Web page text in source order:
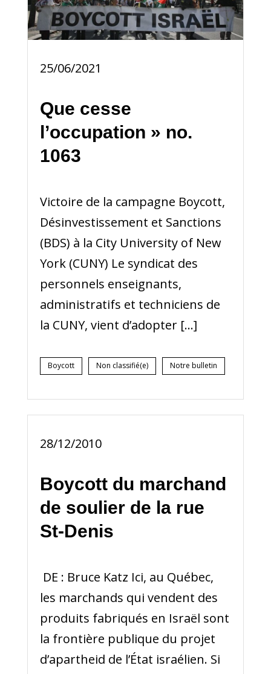
25/06/2021
Que cesse
l’occupation » no.
1063
Victoire de la campagne Boycott,
Désinvestissement et Sanctions
(BDS) à la City University of New
York (CUNY) Le syndicat des
personnels enseignants,
administratifs et techniciens de
la CUNY, vient d’adopter […]
Boycott Non classifié(e) Notre bulletin
28/12/2010
Boycott du marchand
de soulier de la rue
St-Denis
DE : Bruce Katz Ici, au Québec,
les marchands qui vendent des
produits fabriqués en Israël sont
la frontière publique du projet
d’apartheid de l’État israélien. Si